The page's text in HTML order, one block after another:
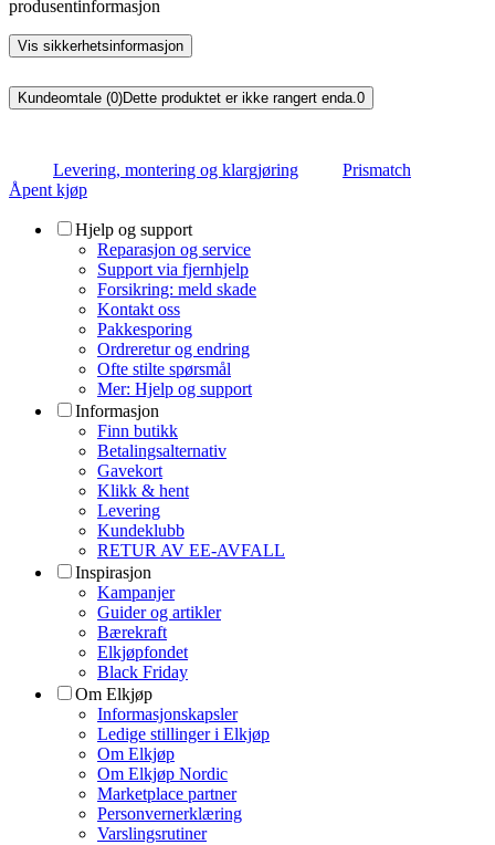
produsentinformasjon
Vis sikkerhetsinformasjon
Kundeomtale (0)Dette produktet er ikke rangert enda.0
Levering, montering og klargjøring
Prismatch
Åpent kjøp
Hjelp og support
Reparasjon og service
Support via fjernhjelp
Forsikring: meld skade
Kontakt oss
Pakkesporing
Ordreretur og endring
Ofte stilte spørsmål
Mer: Hjelp og support
Informasjon
Finn butikk
Betalingsalternativ
Gavekort
Klikk & hent
Levering
Kundeklubb
RETUR AV EE-AVFALL
Inspirasjon
Kampanjer
Guider og artikler
Bærekraft
Elkjøpfondet
Black Friday
Om Elkjøp
Informasjonskapsler
Ledige stillinger i Elkjøp
Om Elkjøp
Om Elkjøp Nordic
Marketplace partner
Personvernerklæring
Varslingsrutiner